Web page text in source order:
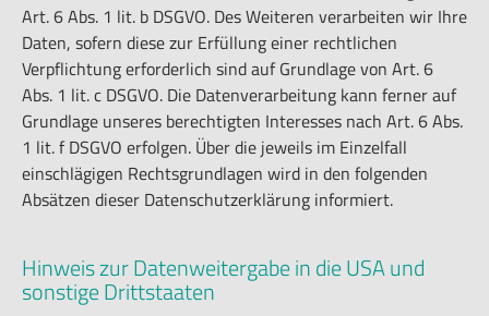
Art. 6 Abs. 1 lit. b DSGVO. Des Weiteren verarbeiten wir Ihre
Daten, sofern diese zur Erfüllung einer rechtlichen
Verpflichtung erforderlich sind auf Grundlage von Art. 6
Abs. 1 lit. c DSGVO. Die Datenverarbeitung kann ferner auf
Grundlage unseres berechtigten Interesses nach Art. 6 Abs.
1 lit. f DSGVO erfolgen. Über die jeweils im Einzelfall
einschlägigen Rechtsgrundlagen wird in den folgenden
Absätzen dieser Datenschutzerklärung informiert.
Hinweis zur Datenweitergabe in die USA und
sonstige Drittstaaten